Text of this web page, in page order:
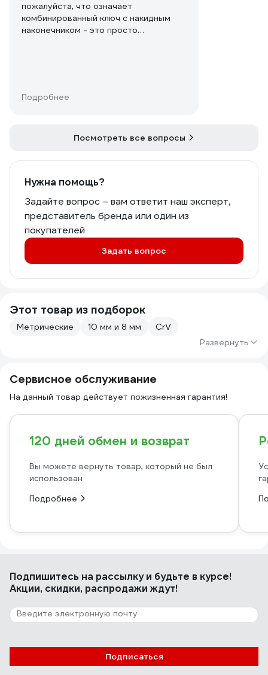
пожалуйста, что означает
комбинированный ключ с накидным
наконечником - это просто
Подробнее
Посмотреть все вопросы
Нужна помощь?
Задайте вопрос – вам ответит наш эксперт,
представитель бренда или один из
покупателей
Задать вопрос
Этот товар из подборок
Метрические 10 мм и 8 мм
CrV
Развернуть
Сервисное обслуживание
На данный товар действует пожизненная гарантия!
120 дней обмен и возврат
Вы можете вернуть товар, который не был
использован
Подробнее
Подпишитесь на рассылкуи будьте в курсе!
Акции, скидки, распродажи ждут!
Подписаться